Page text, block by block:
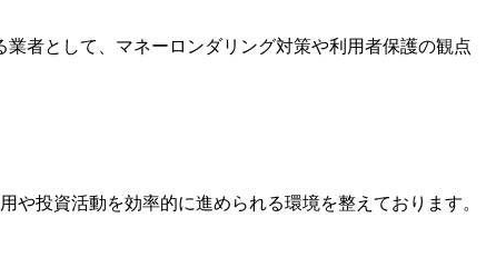
者として、マネーロンダリング対策や利用者保護の観点
投資活動を効率的に進められる環境を整えております。